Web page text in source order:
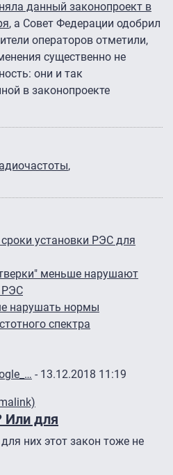
данный законопроект в
, а Совет Федерации одобрил
операторов отметили,
существенно не
они и так
в законопроекте
установки РЭС для
меньше нарушают
РЭС
нарушать нормы
спектра
- 13.12.2018 11:19
Или для
них этот закон тоже не